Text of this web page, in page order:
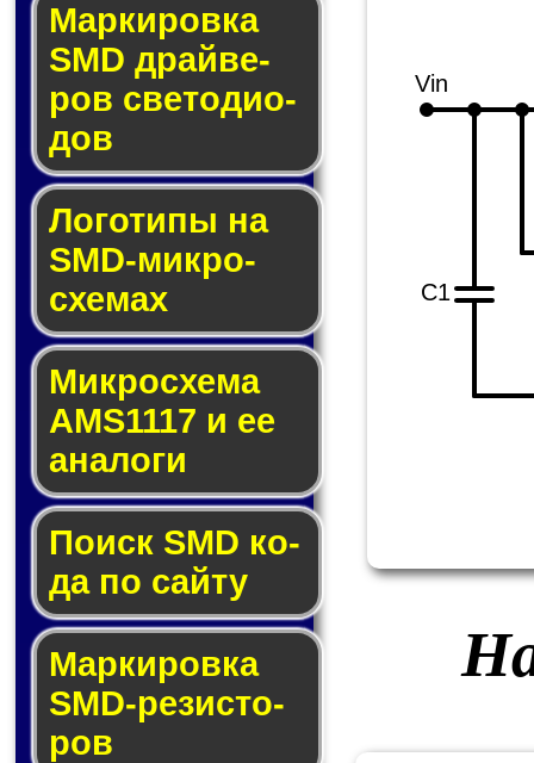
Маркировка
SMD драй­ве­
ров све­то­ди­о­
дов
Логотипы на
SMD-мик­ро­
схе­мах
Микросхема
AMS1117 и ее
ана­ло­ги
Поиск SMD ко­
да по сай­ту
Маркировка
SMD-ре­зис­то­
ров
C1
Vin